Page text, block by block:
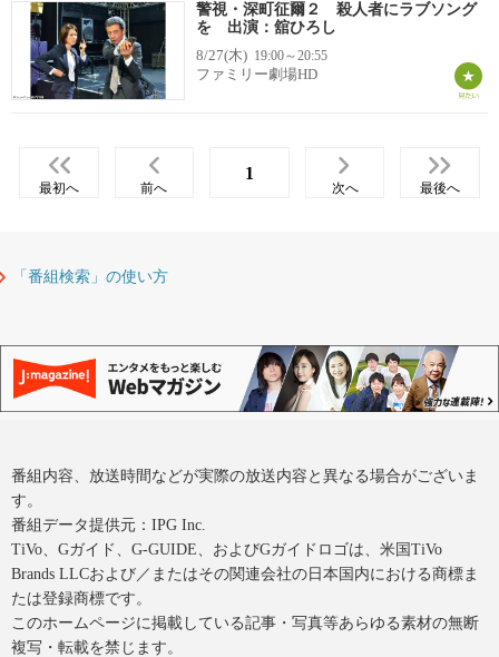
警視・深町征爾２ 殺人者にラブソング
を 出演：舘ひろし
8/27(木) 19:00～20:55
ファミリー劇場HD
最初へ 前へ
1
次へ 最後へ
「番組検索」の使い方
番組内容、放送時間などが実際の放送内容と異なる場合がございま
す。
番組データ提供元：IPG Inc.
TiVo、Gガイド、G-GUIDE、およびGガイドロゴは、米国TiVo
Brands LLCおよび／またはその関連会社の日本国内における商標ま
たは登録商標です。
このホームページに掲載している記事・写真等あらゆる素材の無断
複写・転載を禁じます。